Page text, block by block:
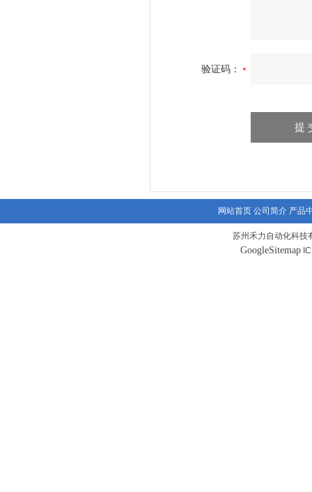
验证码：
网站首页 公司简介 产品
苏州禾力自动化科技
GoogleSitemap